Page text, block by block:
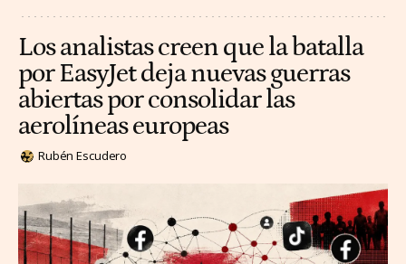
Los analistas creen que la batalla
por EasyJet deja nuevas guerras
abiertas por consolidar las
aerolíneas europeas
Rubén Escudero